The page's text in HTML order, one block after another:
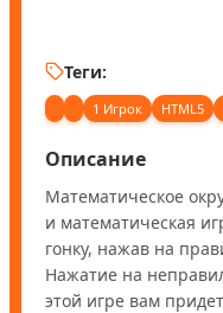
Теги:
1 Игрок HTML5
Описание
Математическое
и математическая
гонку, нажав на
Нажатие на
этой игре вам